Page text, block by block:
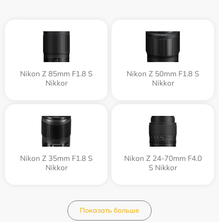
Nikon Z 85mm F1.8 S
Nikkor
Nikon Z 50mm F1.8 S
Nikkor
Nikon Z 35mm F1.8 S
Nikkor
Nikon Z 24-70mm F4.0
S Nikkor
Показать больше